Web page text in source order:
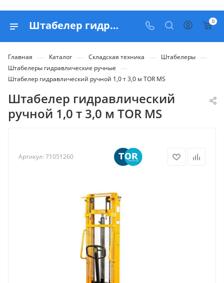
Штабелер гидравлический ручной 1,0 т 3,0 м TOR MS - купить в Belapex 0
Главная — Каталог — Складская техника — Штабелеры —
Штабелеры гидравлические ручные —
Штабелер гидравлический ручной 1,0 т 3,0 м TOR MS
Штабелер гидравлический
ручной 1,0 т 3,0 м TOR MS
Артикул: 71051260